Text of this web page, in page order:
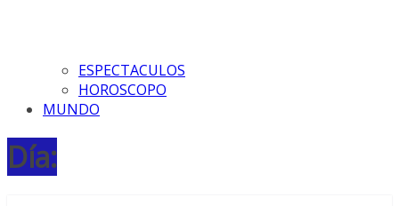
ESPECTACULOS
HOROSCOPO
MUNDO
Día: